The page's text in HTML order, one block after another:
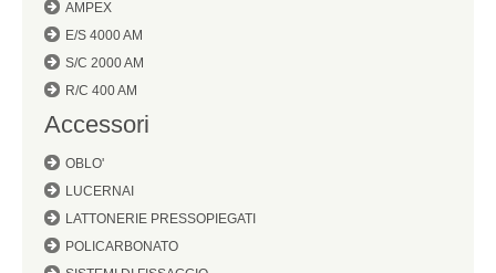
AMPEX
E/S 4000 AM
S/C 2000 AM
R/C 400 AM
Accessori
OBLO'
LUCERNAI
LATTONERIE PRESSOPIEGATI
POLICARBONATO